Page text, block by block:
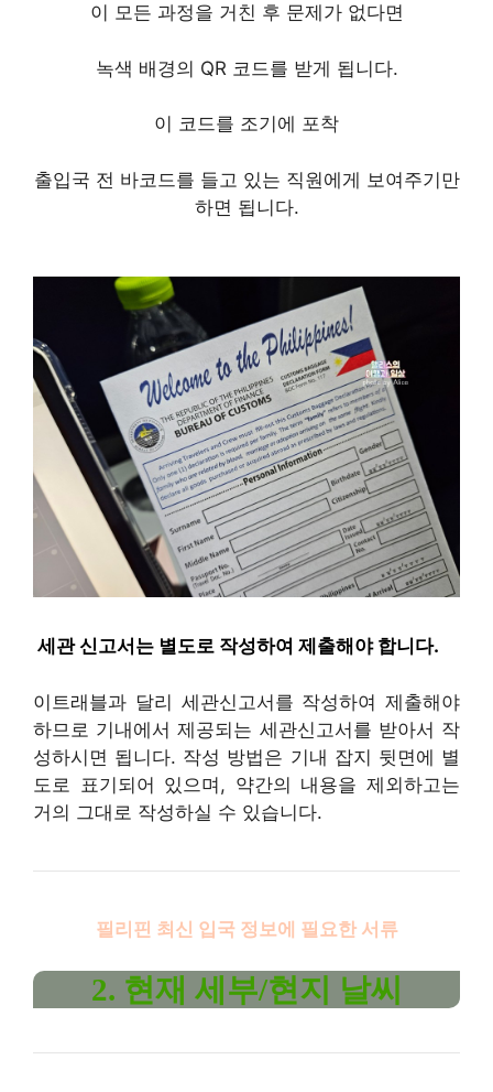
이 모든 과정을 거친 후 문제가 없다면
녹색 배경의 QR 코드를 받게 됩니다.
이 코드를 조기에 포착
출입국 전 바코드를 들고 있는 직원에게 보여주기만
하면 됩니다.
︎ 세관 신고서는 별도로 작성하여 제출해야 합니다.
이트래블과 달리 세관신고서를 작성하여 제출해야
하므로 기내에서 제공되는 세관신고서를 받아서 작
성하시면 됩니다. 작성 방법은 기내 잡지 뒷면에 별
도로 표기되어 있으며, 약간의 내용을 제외하고는
거의 그대로 작성하실 수 있습니다.
필리핀 최신 입국 정보에 필요한 서류
2. 현재 세부/현지 날씨